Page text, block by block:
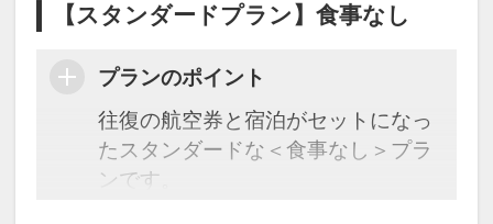
【スタンダードプラン】食事なし
プランのポイント
往復の航空券と宿泊がセットになっ
たスタンダードな＜食事なし＞プラ
ンです。